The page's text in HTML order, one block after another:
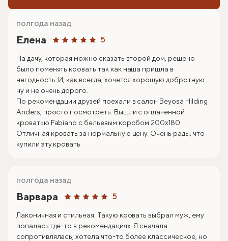
Елена 5
полгода назад
На дачу, которая можно сказать второй дом, решено
было поменять кровать так как наша пришла в
негодность. И, как всегда, хочется хорошую добротную
ну и не очень дорого.
По рекомендации друзей поехали в салон Beyosa Hilding
Anders, просто посмотреть. Вышли с оплаченной
кроватью Fabiano с бельевым коробом 200х180.
Отличная кровать за нормальную цену. Очень рады, что
купили эту кровать.
Варвара 5
полгода назад
Лаконичная и стильная. Такую кровать выбрал муж, ему
попалась где-то в рекомендациях. Я сначала
сопротивлялась, хотела что-то более классическое, но